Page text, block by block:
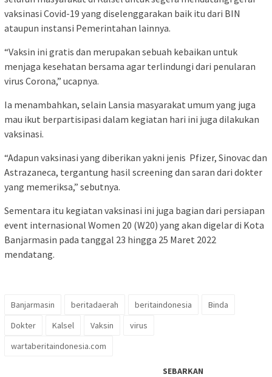
vaksinasi Covid-19 yang diselenggarakan baik itu dari BIN
ataupun instansi Pemerintahan lainnya.
“Vaksin ini gratis dan merupakan sebuah kebaikan untuk
menjaga kesehatan bersama agar terlindungi dari penularan
virus Corona,” ucapnya.
Ia menambahkan, selain Lansia masyarakat umum yang juga
mau ikut berpartisipasi dalam kegiatan hari ini juga dilakukan
vaksinasi.
“Adapun vaksinasi yang diberikan yakni jenis Pfizer, Sinovac dan
Astrazaneca, tergantung hasil screening dan saran dari dokter
yang memeriksa,” sebutnya.
Sementara itu kegiatan vaksinasi ini juga bagian dari persiapan
event internasional Women 20 (W20) yang akan digelar di Kota
Banjarmasin pada tanggal 23 hingga 25 Maret 2022
mendatang.
Banjarmasin beritadaerah beritaindonesia
Binda
Dokter
Kalsel Vaksin
virus
wartaberitaindonesia.com
SEBARKAN